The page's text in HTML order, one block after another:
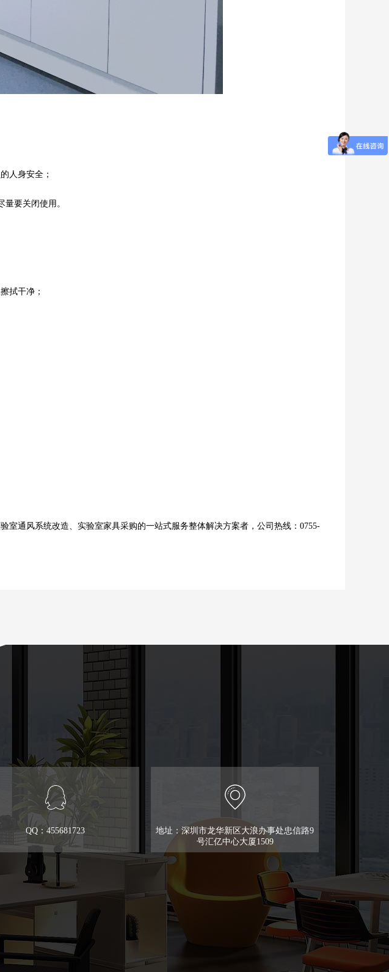
人身安全；
要关闭使用。
拭干净；
通风系统改造、实验室家具采购的一站式服务整体解决方案者，公司热线：0755-
QQ：455681723
地址：深圳市龙华新区大浪办事处忠信路9
号汇亿中心大厦1509